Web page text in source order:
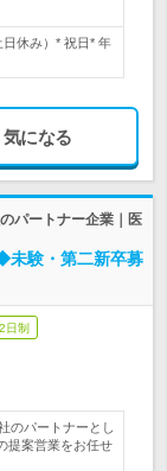
休み）* 祝日* 年
気になる
パートナー企業｜医
未験・第二新卒募
日制
のパートナーとし
提案営業をお任せ